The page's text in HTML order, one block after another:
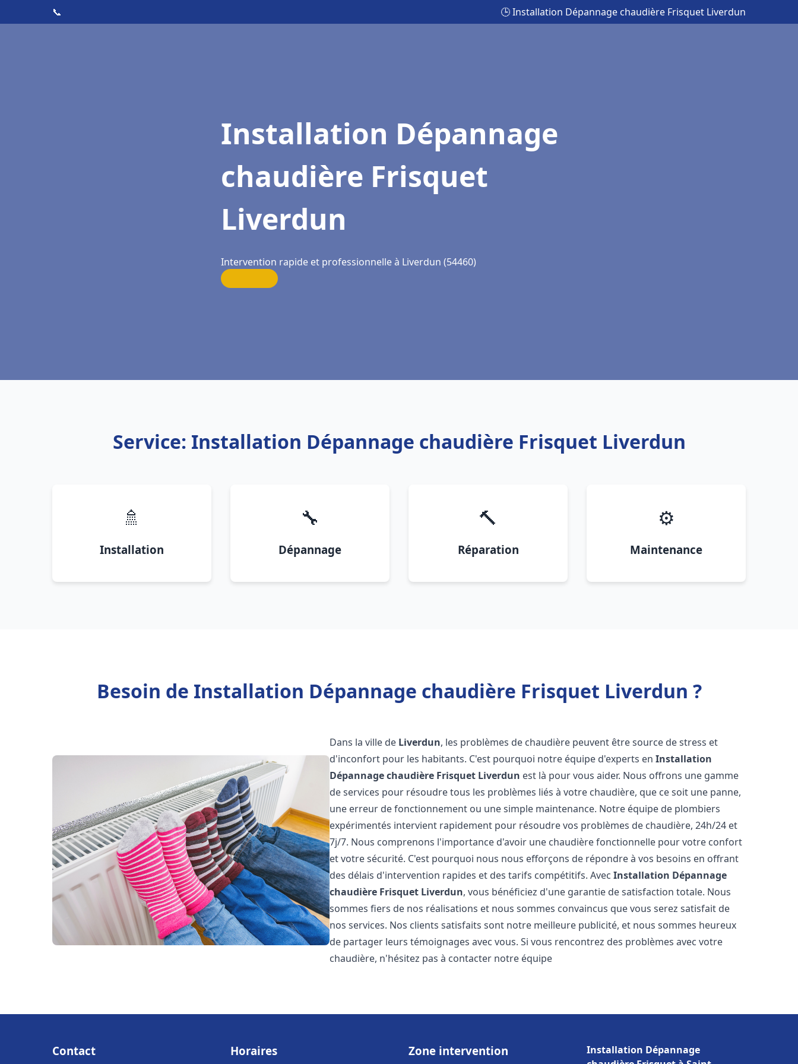
📞 🕒 Installation Dépannage chaudière Frisquet Liverdun
Installation Dépannage
chaudière Frisquet
Liverdun
Intervention rapide et professionnelle à Liverdun (54460)
Service: Installation Dépannage chaudière Frisquet Liverdun
🚿
Installation
🔧
Dépannage
🔨
Réparation
⚙️
Maintenance
Besoin de Installation Dépannage chaudière Frisquet Liverdun ?
Dans la ville de Liverdun, les problèmes de chaudière peuvent être source de stress et
d'inconfort pour les habitants. C'est pourquoi notre équipe d'experts enInstallation
Dépannage chaudière Frisquet Liverdun est là pour vous aider. Nous offrons une gamme
de services pour résoudre tous les problèmes liés à votre chaudière, que ce soit une panne,
une erreur de fonctionnement ou une simple maintenance. Notre équipe de plombiers
expérimentés intervient rapidement pour résoudre vos problèmes de chaudière, 24h/24 et
7j/7. Nous comprenons l'importance d'avoir une chaudière fonctionnelle pour votre confort
et votre sécurité. C'est pourquoi nous nous efforçons de répondre à vos besoins en offrant
des délais d'intervention rapides et des tarifs compétitifs. AvecInstallation Dépannage
chaudière Frisquet Liverdun, vous bénéficiez d'une garantie de satisfaction totale. Nous
sommes fiers de nos réalisations et nous sommes convaincus que vous serez satisfait de
nos services. Nos clients satisfaits sont notre meilleure publicité, et nous sommes heureux
de partager leurs témoignages avec vous. Si vous rencontrez des problèmes avec votre
chaudière, n'hésitez pas à contacter notre équipe
Contact Horaires Zone intervention
Installation Dépannage